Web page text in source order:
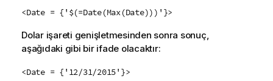
<Date = {'$(=Date(Max(Date)))'}>
Dolar işareti genişletmesinden sonra sonuç,
aşağıdaki gibi bir ifade olacaktır:
<Date = {'12/31/2015'}>